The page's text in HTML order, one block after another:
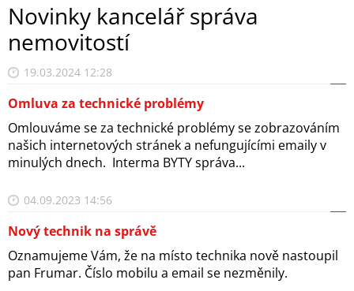
Novinky kancelář správa
nemovitostí
19.03.2024 12:28
Omluva za technické problémy
Omlouváme se za technické problémy se zobrazováním
našich internetových stránek a nefungujícími emaily v
minulých dnech. Interma BYTY správa...
04.09.2023 14:56
Nový technik na správě
Oznamujeme Vám, že na místo technika nově nastoupil
pan Frumar. Číslo mobilu a email se nezměnily.